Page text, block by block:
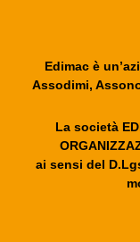
Edimac è
Assodimi,
La società
ai sensi del